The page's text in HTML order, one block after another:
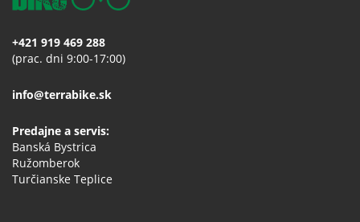
+421 919 469 288
(prac. dni 9:00-17:00)
info@terrabike.sk
Predajne a servis:
Banská Bystrica
Ružomberok
Turčianske Teplice